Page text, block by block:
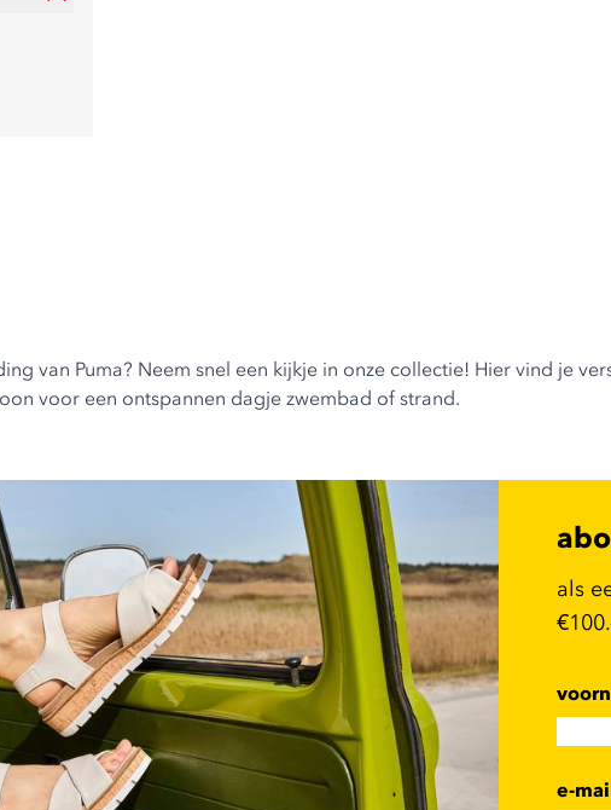
van Puma? Neem snel een kijkje in onze collectie! Hier vind je
voor een ontspannen dagje zwembad of strand.
als
e-